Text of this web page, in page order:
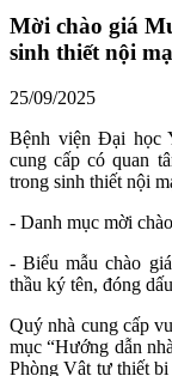
Mời chào giá
sinh thiết nội
25/09/2025
Bệnh viện Đại học
cung cấp có quan
trong sinh thiết nội
- Danh mục mời
- Biểu mẫu chào
thầu ký tên, đóng
Quý nhà cung cấp
mục “Hướng dẫn
Phòng Vật tư thiết